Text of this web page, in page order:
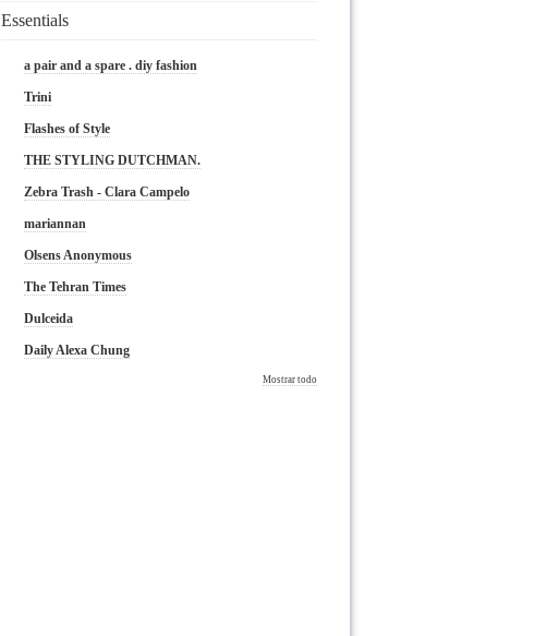
Essentials
a pair and a spare . diy fashion
Trini
Flashes of Style
THE STYLING DUTCHMAN.
Zebra Trash - Clara Campelo
mariannan
Olsens Anonymous
The Tehran Times
Dulceida
Daily Alexa Chung
Mostrar todo